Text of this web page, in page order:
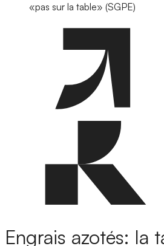
«pas sur la table» (SGPE)
Engrais azotés: la